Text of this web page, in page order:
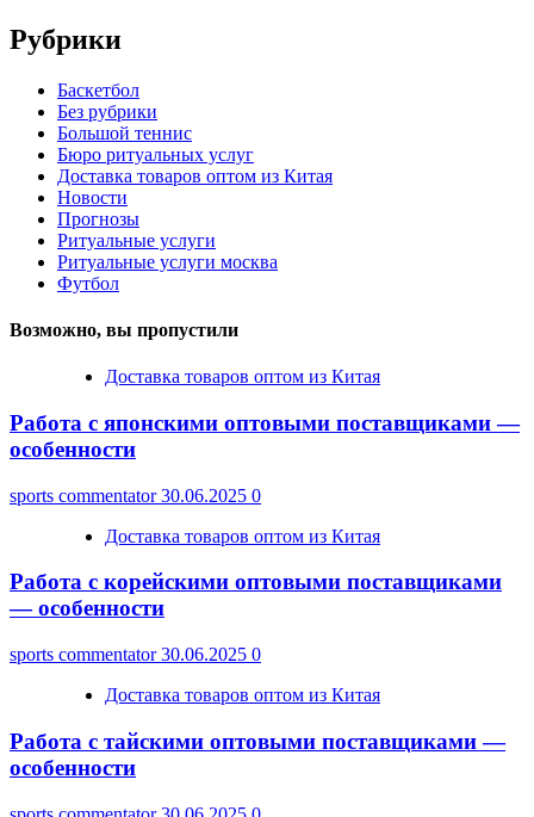
Рубрики
Баскетбол
Без рубрики
Большой теннис
Бюро ритуальных услуг
Доставка товаров оптом из Китая
Новости
Прогнозы
Ритуальные услуги
Ритуальные услуги москва
Футбол
Возможно, вы пропустили
Доставка товаров оптом из Китая
Работа с японскими оптовыми поставщиками —
особенности
sports commentator30.06.2025 0
Доставка товаров оптом из Китая
Работа с корейскими оптовыми поставщиками
— особенности
sports commentator30.06.2025 0
Доставка товаров оптом из Китая
Работа с тайскими оптовыми поставщиками —
особенности